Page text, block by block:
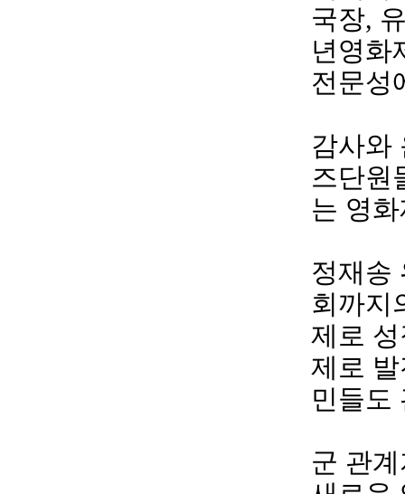
국장,
년영화
전문성
감사와
즈단원
는 영
정재송
회까지
제로
제로
민들도
군 관